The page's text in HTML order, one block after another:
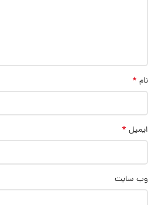
نام *
ایمیل *
وب‌ سایت